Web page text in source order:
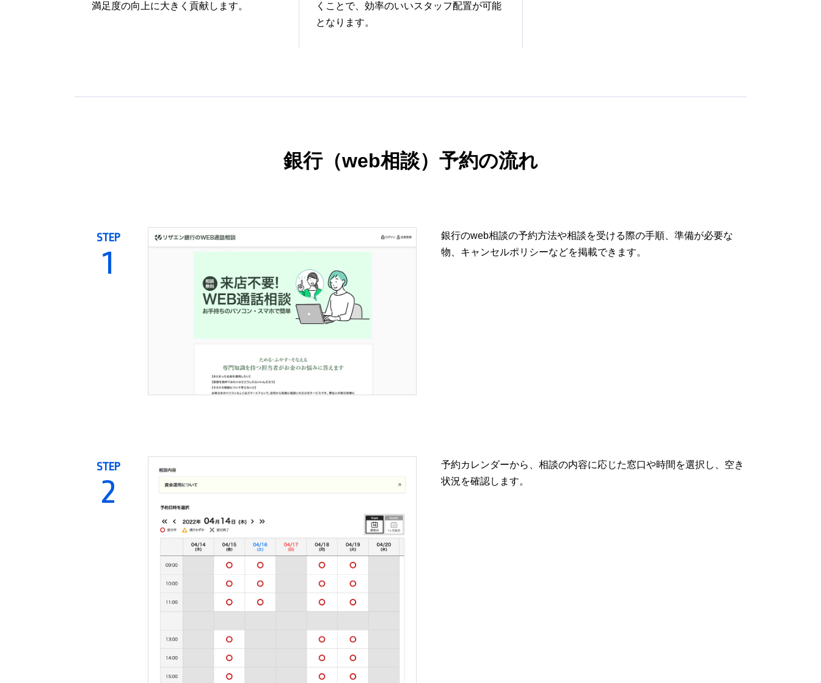
満足度の向上に大きく貢献します。
くことで、効率のいいスタッフ配置が可能
となります。
銀行（web相談）予約の流れ
STEP
1
銀行のweb相談の予約方法や相談を受ける際の手順、準備が必要な
物、キャンセルポリシーなどを掲載できます。
STEP
2
予約カレンダーから、相談の内容に応じた窓口や時間を選択し、空き
状況を確認します。